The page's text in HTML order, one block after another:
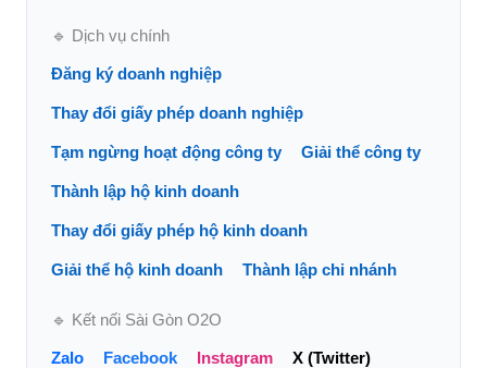
🔹 Dịch vụ chính
Đăng ký doanh nghiệp
Thay đổi giấy phép doanh nghiệp
Tạm ngừng hoạt động công ty Giải thể công ty
Thành lập hộ kinh doanh
Thay đổi giấy phép hộ kinh doanh
Giải thể hộ kinh doanh Thành lập chi nhánh
🔹 Kết nối Sài Gòn O2O
Zalo Facebook Instagram X (Twitter)